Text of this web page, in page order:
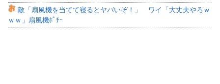
敵「扇風機を当てて寝るとヤバいぞ！」 ワイ「大丈夫やろｗ
ｗｗ」扇風機ﾎﾟﾁｰ